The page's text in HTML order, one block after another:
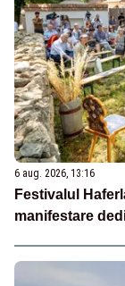
6 aug. 2026, 13:16
Festivalul
manifestare